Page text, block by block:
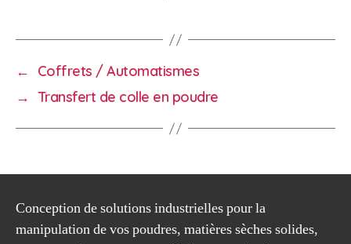
←
Coffrets / Automatismes
→ Transfert de colle en poudre
Conception de solutions industrielles pour la
manipulation de vos poudres, matières sèches solides,